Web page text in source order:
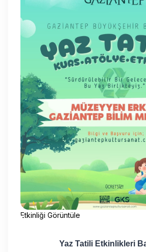
Etkinliği Görüntüle
Yaz Tatili Etkinlikleri